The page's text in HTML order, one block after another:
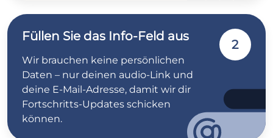
Füllen Sie das Info-Feld aus
Wir brauchen keine persönlichen
Daten – nur deinen audio-Link und
deine E-Mail-Adresse, damit wir dir
Fortschritts-Updates schicken
können.
2